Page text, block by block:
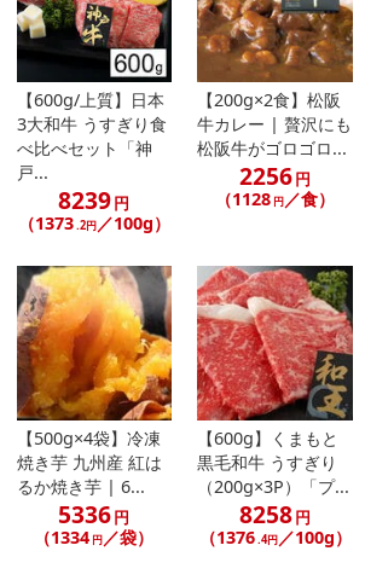
【600g/上質】日本
3大和牛 うすぎり食
べ比べセット「神
戸...
8239円
（1373.2円／100g）
【200g×2食】松阪
牛カレー | 贅沢にも
松阪牛がゴロゴロ...
2256円
（1128 円 ／食）
【500g×4袋】冷凍
焼き芋 九州産 紅は
るか焼き芋 | 6...
5336円
（1334 円／袋）
【600g】くまもと
黒毛和牛 うすぎり
（200g×3P）「プ...
8258円
（1376.4円／100g）